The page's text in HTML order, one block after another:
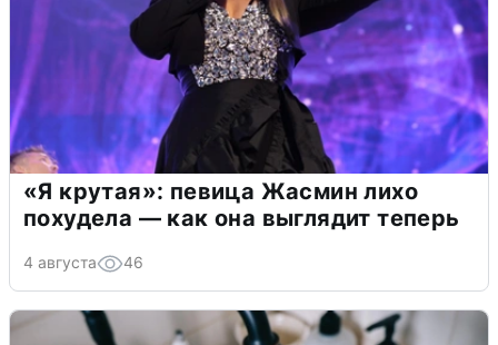
«Я крутая»: певица Жасмин лихо
похудела — как она выглядит теперь
4 августа 46